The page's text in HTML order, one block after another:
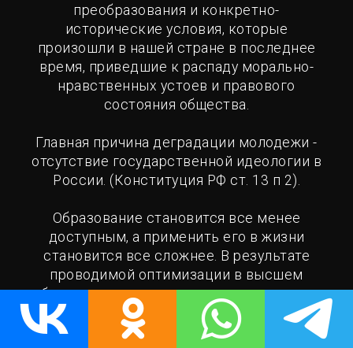
преобразования и конкретно-
исторические условия, которые
произошли в нашей стране в последнее
время, приведшие к распаду морально-
нравственных устоев и правового
состояния общества.
Главная причина деградации молодежи -
отсутствие государственной идеологии в
России. (Конституция РФ ст. 13 п 2).
Образование становится все менее
доступным, а применить его в жизни
становится все сложнее. В результате
проводимой оптимизации в высшем
образовании, стремительно сокращается
число бюджетных мест.